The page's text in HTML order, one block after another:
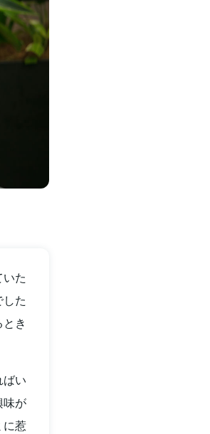
た
た
き
い
味が
に惹